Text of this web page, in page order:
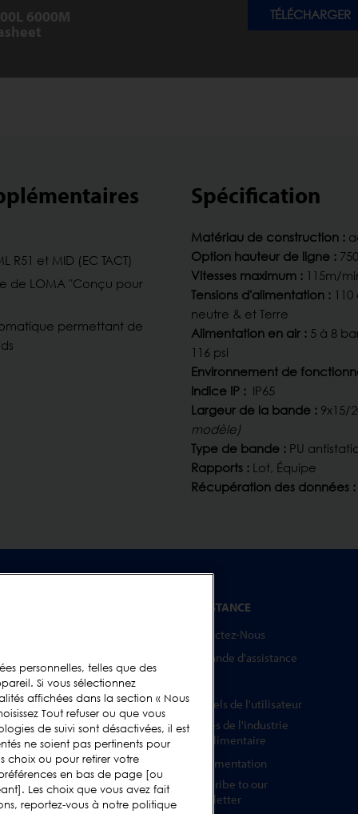
6000M
TÉLÉCHARGER
R51 et MID (EC TACT)
de LOMA "Conçu pour
permettant de
Spécification
Matériau de construction :
Option hauteur de ligne :
Vitesses maximum : 115m/
Tensions d'alimentation :
neutre & et Terre
Alimentation en air : 5 à 8
116 psi
Environnement de
Indice IP : IP65
Largeur de la bande : 9x15/
modèle)
Type de bande : PU
Rapports : Lot, Équipe
Récupération des données :
Pièces Détachées
Barrettes Tests
Formation
Mises à Niveau
Location et prêt
ASSISTANCE
Contactez-Nous
Demande d'assistance
Manuels de l'utilisateur
Guides de l'industrie
agroalimentaire
Réglementation
Subscribe to our
Newsletter
personnelles, telles que des
Si vous sélectionnez
affichées dans la section « Nous
Tout refuser ou que vous
de suivi sont désactivées, il est
ne soient pas pertinents pour
choix ou pour retirer votre
en bas de page [ou
Les choix que vous avez fait
reportez-vous à notre politique